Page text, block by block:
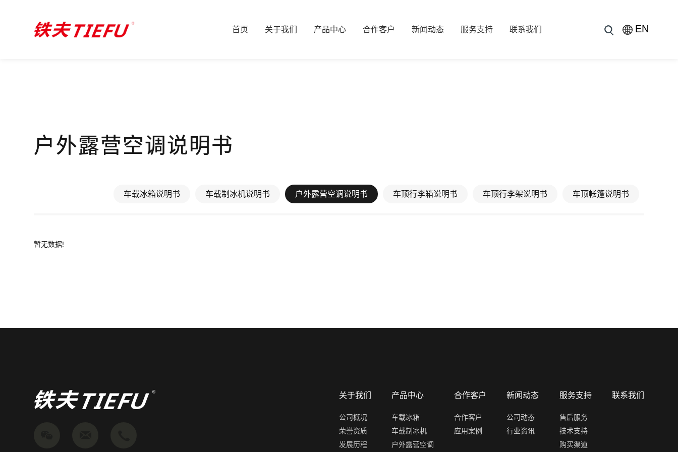
首页 关于我们 产品中心 合作客户 新闻动态 服务支持 联系我们 EN
车载冰箱说明书 车载制冰机说明书 户外露营空调说明书 车顶行李箱说明书 车顶行李架说明书 车顶帐篷说明书
户外露营空调说明书
暂无数据!
关于我们
公司概况
荣誉资质
发展历程
产品中心
车载冰箱
车载制冰机
户外露营空调
合作客户
合作客户
应用案例
新闻动态
公司动态
行业资讯
服务支持
售后服务
技术支持
购买渠道
联系我们